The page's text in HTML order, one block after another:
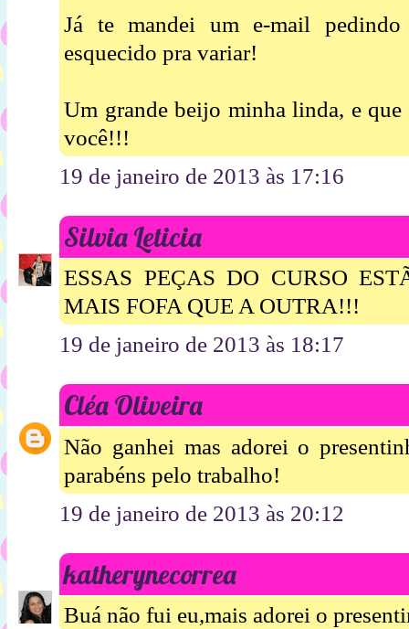
Já te mandei um e-mail
esquecido pra variar!
Um grande beijo minha linda, e que
você!!!
19 de janeiro de 2013 às 17:16
Silvia Leticia
ESSAS PEÇAS DO CURSO
MAIS FOFA QUE A OUTRA!!!
19 de janeiro de 2013 às 18:17
Cléa Oliveira
Não ganhei mas adorei o
parabéns pelo trabalho!
19 de janeiro de 2013 às 20:12
katherynecorrea
Buá não fui eu,mais adorei o